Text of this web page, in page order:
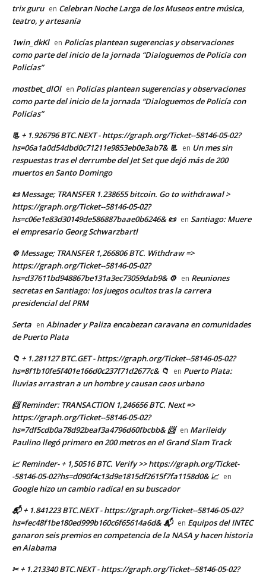
trix guru en Celebran Noche Larga de los Museos entre música,
teatro, y artesanía
1win_dkKl en Policías plantean sugerencias y observaciones
como parte del inicio de la jornada “Dialoguemos de Policía con
Policías”
mostbet_dlOl en Policías plantean sugerencias y observaciones
como parte del inicio de la jornada “Dialoguemos de Policía con
Policías”
📃 + 1.926796 BTC.NEXT - https://graph.org/Ticket--58146-05-02?
hs=06a1a0d54dbd0c71211e9853eb0e3ab7& 📃 en Un mes sin
respuestas tras el derrumbe del Jet Set que dejó más de 200
muertos en Santo Domingo
📜 Message; TRANSFER 1.238655 bitcoin. Go to withdrawal >
https://graph.org/Ticket--58146-05-02?
hs=c06e1e83d30149de586887baae0b6246& 📜 en Santiago: Muere
el empresario Georg Schwarzbartl
⚙ Message; TRANSFER 1,266806 BTC. Withdraw =>
https://graph.org/Ticket--58146-05-02?
hs=d37611bd948867be131a3ec73059dab9& ⚙ en Reuniones
secretas en Santiago: los juegos ocultos tras la carrera
presidencial del PRM
Serta en Abinader y Paliza encabezan caravana en comunidades
de Puerto Plata
📁 + 1.281127 BTC.GET - https://graph.org/Ticket--58146-05-02?
hs=8f1b10fe5f401e166d0c237f71d2677c& 📁 en Puerto Plata:
lluvias arrastran a un hombre y causan caos urbano
📨 Reminder: TRANSACTION 1,246656 BTC. Next =>
https://graph.org/Ticket--58146-05-02?
hs=7df5cdb0a78d92beaf3a4796d60fbcbb& 📨 en Marileidy
Paulino llegó primero en 200 metros en el Grand Slam Track
📈 Reminder- + 1,50516 BTC. Verify >> https://graph.org/Ticket-
-58146-05-02?hs=d090f4c13d9e1815df2615f7fa1158d0& 📈 en
Google hizo un cambio radical en su buscador
📬 + 1.841223 BTC.NEXT - https://graph.org/Ticket--58146-05-02?
hs=fec48f1be180ed999b160c6f65614a6d& 📬 en Equipos del INTEC
ganaron seis premios en competencia de la NASA y hacen historia
en Alabama
✂ + 1.213340 BTC.NEXT - https://graph.org/Ticket--58146-05-02?